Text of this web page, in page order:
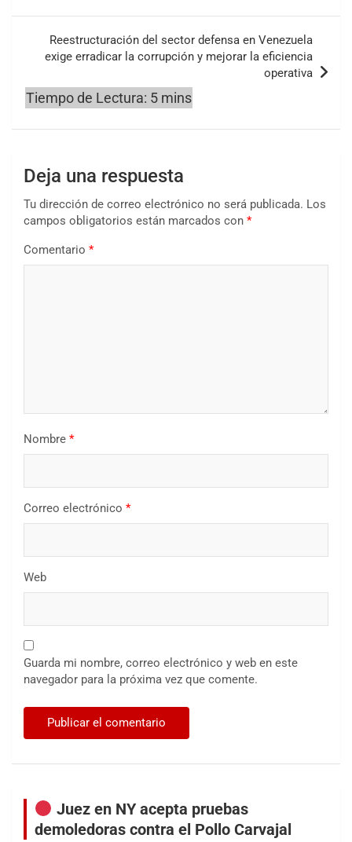
Reestructuración del sector defensa en Venezuela
exige erradicar la corrupción y mejorar la eficiencia
operativa
Deja una respuesta
Tu dirección de correo electrónico no será publicada. Los
campos obligatorios están marcados con *
Comentario *
Nombre *
Correo electrónico *
Web
Guarda mi nombre, correo electrónico y web en este
navegador para la próxima vez que comente.
Juez en NY acepta pruebas
demoledoras contra el Pollo Carvajal